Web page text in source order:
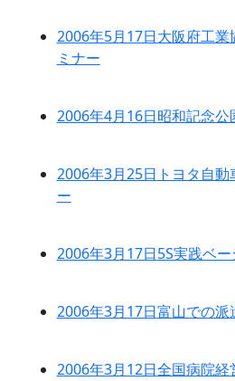
2006年5月17日大阪府工業
ミナー
2006年4月16日昭和記念
2006年3月25日 トヨタ自
ー
2006年3月17日5S実践ベ
2006年3月17日富山での派
2006年3月12日全国病院経